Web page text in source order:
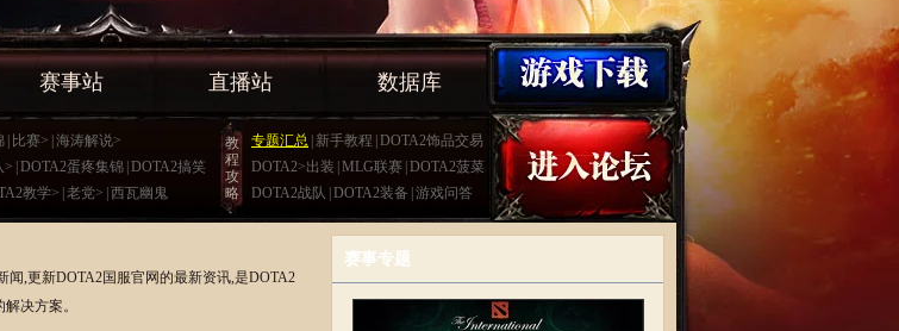
赛事站 直播站 数据库
比赛> 海涛解说>
> DOTA2蛋疼集锦 DOTA2搞笑
教学> 老党> 西瓦幽鬼
教
程
攻
略
专题汇总 新手教程 DOTA2饰品交易
DOTA2>出装 MLG联赛 DOTA2菠菜
DOTA2战队 DOTA2装备 游戏问答
闻,更新DOTA2国服官网的最新资讯,是DOTA2
决方案。
赛事专题